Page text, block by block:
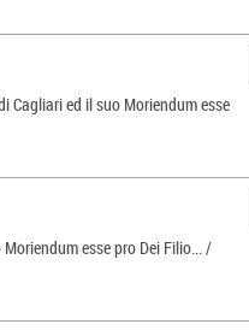
Cagliari ed il suo Moriendum esse
esse pro Dei Filio... /